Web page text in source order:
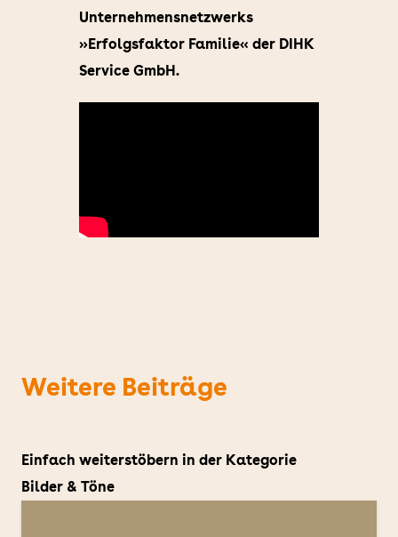
Unternehmensnetzwerks
»Erfolgsfaktor Familie« der DIHK
Service GmbH.
Weitere Beiträge
Einfach weiterstöbern in der Kategorie
Bilder & Töne